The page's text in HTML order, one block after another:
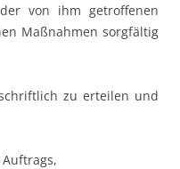
von ihm getroffenen
Maßnahmen sorgfältig
zu erteilen und